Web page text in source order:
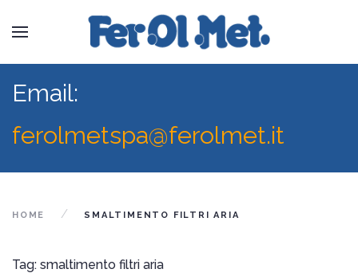
Email:
ferolmetspa@ferolmet.it
HOME SMALTIMENTO FILTRI ARIA
Tag: smaltimento filtri aria